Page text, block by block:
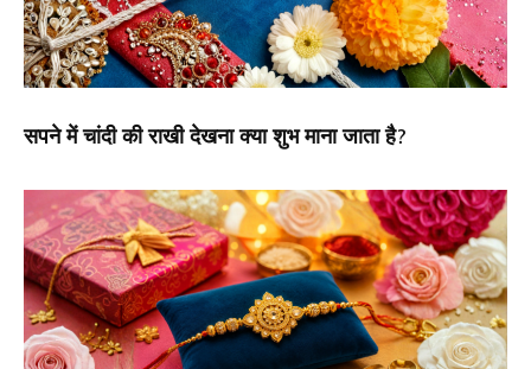
सपने में चांदी की राखी देखना क्या शुभ माना जाता है?